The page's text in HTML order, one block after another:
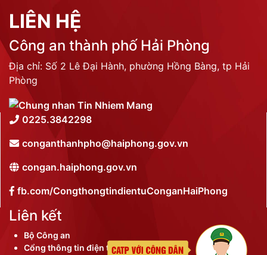
LIÊN HỆ
Công an thành phố Hải Phòng
Địa chỉ: Số 2 Lê Đại Hành, phường Hồng Bàng, tp Hải
Phòng
0225.3842298
conganthanhpho@haiphong.gov.vn
congan.haiphong.gov.vn
fb.com/CongthongtindientuConganHaiPhong
Liên kết
Bộ Công an
Cổng thông tin điện tử thành phố